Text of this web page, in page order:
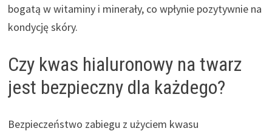
bogatą w witaminy i minerały, co wpłynie pozytywnie na
kondycję skóry.
Czy kwas hialuronowy na twarz
jest bezpieczny dla każdego?
Bezpieczeństwo zabiegu z użyciem kwasu